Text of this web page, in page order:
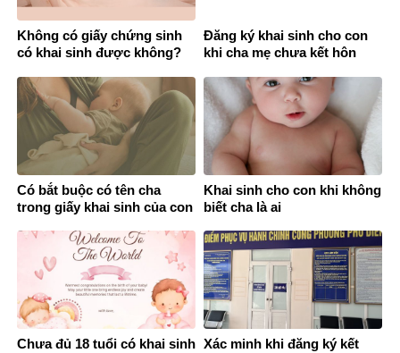
Không có giấy chứng sinh
có khai sinh được không?
Đăng ký khai sinh cho con
khi cha mẹ chưa kết hôn
Có bắt buộc có tên cha
trong giấy khai sinh của con
Khai sinh cho con khi không
biết cha là ai
Chưa đủ 18 tuổi có khai sinh Xác minh khi đăng ký kết